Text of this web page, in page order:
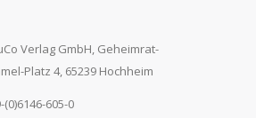
Verlag GmbH, Geheimrat-
Platz 4, 65239 Hochheim
(0)6146-605-0